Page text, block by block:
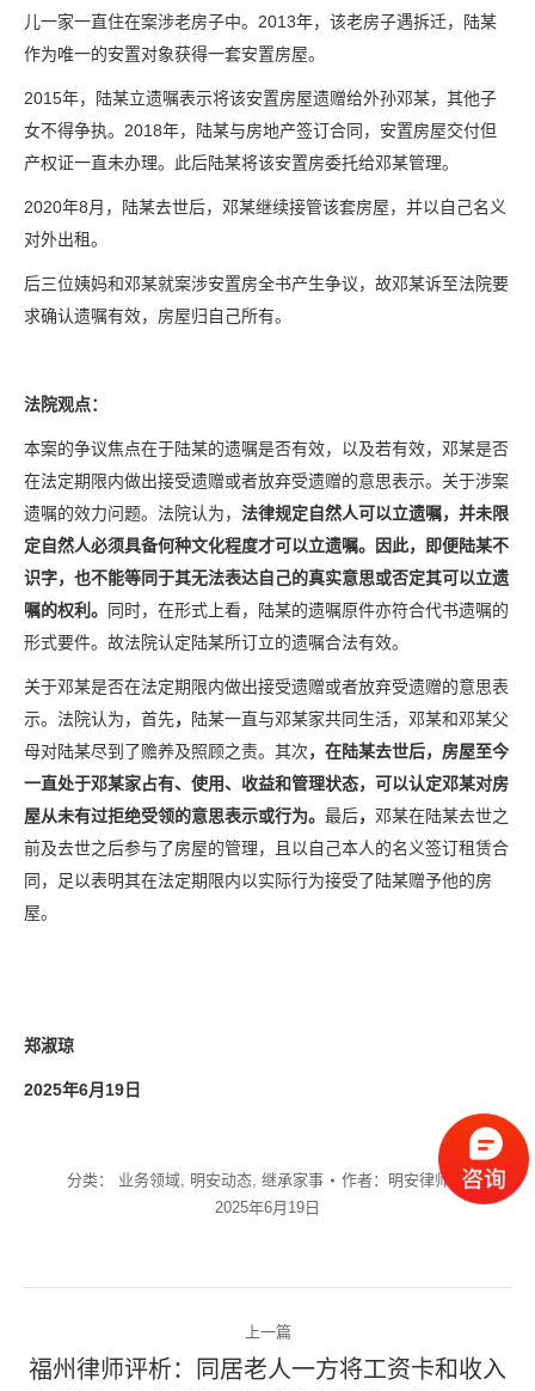
儿一家一直住在案涉老房子中。2013年，该老房子遇拆迁，陆某
作为唯一的安置对象获得一套安置房屋。
2015年，陆某立遗嘱表示将该安置房屋遗赠给外孙邓某，其他子
女不得争执。2018年，陆某与房地产签订合同，安置房屋交付但
产权证一直未办理。此后陆某将该安置房委托给邓某管理。
2020年8月，陆某去世后，邓某继续接管该套房屋，并以自己名义
对外出租。
后三位姨妈和邓某就案涉安置房全书产生争议，故邓某诉至法院要
求确认遗嘱有效，房屋归自己所有。
法院观点：
本案的争议焦点在于陆某的遗嘱是否有效，以及若有效，邓某是否
在法定期限内做出接受遗赠或者放弃受遗赠的意思表示。关于涉案
遗嘱的效力问题。法院认为， 法律规定自然人可以立遗嘱，并未限
定自然人必须具备何种文化程度才可以立遗嘱。因此，即便陆某不
识字，也不能等同于其无法表达自己的真实意思或否定其可以立遗
嘱的权利。
同时，在形式上看，陆某的遗嘱原件亦符合代书遗嘱的
形式要件。故法院认定陆某所订立的遗嘱合法有效。
关于邓某是否在法定期限内做出接受遗赠或者放弃受遗赠的意思表
示。法院认为，首先，
陆某一直与邓某家共同生活，邓某和邓某父
母对陆某尽到了赡养及照顾之责。其次， 在陆某去世后，房屋至今
一直处于邓某家占有、使用、收益和管理状态，可以认定邓某对房
屋从未有过拒绝受领的意思表示或行为。 最后， 邓某在陆某去世之
前及去世之后参与了房屋的管理，且以自己本人的名义签订租赁合
同，足以表明其在法定期限内以实际行为接受了陆某赠予他的房
屋。
郑淑琼
2025年6月19日
分类： 业务领域, 明安动态, 继承家事 作者： 明安律师
2025年6月19日
章
上一篇
福州律师评析：同居老人一方将工资卡和收入